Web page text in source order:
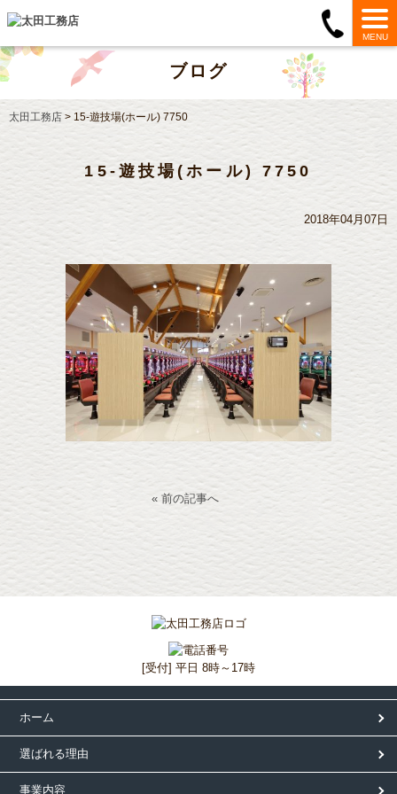
MENU
ブログ
太田工務店 > 15-遊技場(ホール) 7750
15-遊技場(ホール) 7750
2018年04月07日
« 前の記事へ
[受付] 平日 8時～17時
ホーム
選ばれる理由
事業内容